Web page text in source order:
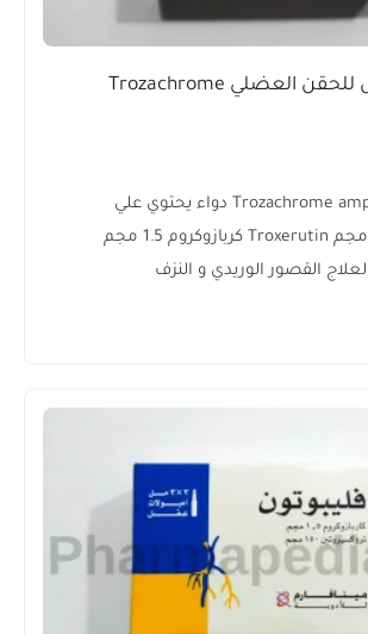
تروزاكروم امبول للحقن العضلي Trozachrome
تروزاكروم امبول Trozachrome amp دواء يحتوي علي
تروكسروتين 150 مجم Troxerutin كربازوكروم 1.5 مجم